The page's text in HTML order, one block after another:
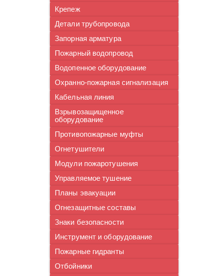
Крепеж
Детали трубопровода
Запорная арматура
Пожарный водопровод
Водопенное оборудование
Охранно-пожарная сигнализация
Кабельная линия
Взрывозащищенное
оборудование
Противопожарные муфты
Огнетушители
Модули пожаротушения
Управляемое тушение
Планы эвакуации
Огнезащитные составы
Знаки безопасности
Инструмент и оборудование
Пожарные гидранты
Отбойники